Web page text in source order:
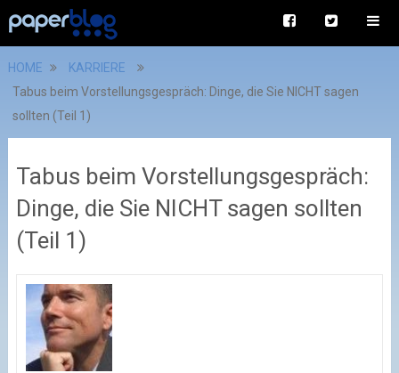
HOME
KARRIERE
Tabus beim Vorstellungsgespräch: Dinge, die Sie NICHT sagen
sollten (Teil 1)
Tabus beim Vorstellungsgespräch:
Dinge, die Sie NICHT sagen sollten
(Teil 1)